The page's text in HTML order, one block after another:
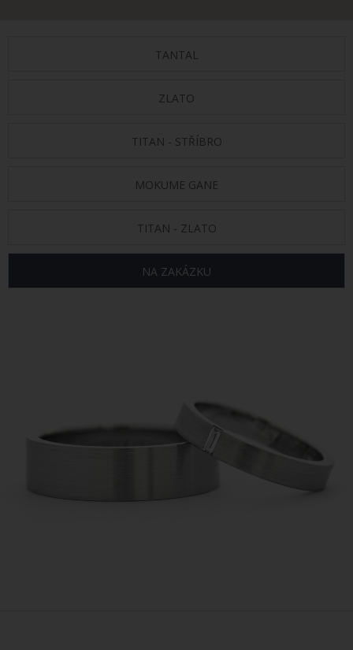
TANTAL
ZLATO
TITAN - STŘÍBRO
MOKUME GANE
TITAN - ZLATO
NA ZAKÁZKU